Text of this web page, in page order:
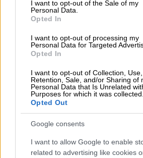
I want to opt-out of the Sale of my
Personal Data.
Opted In
I want to opt-out of processing my
Personal Data for Targeted
Opted In
I want to opt-out of Collection, Use,
Retention, Sale, and/or Sharing of
Personal Data that Is Unrelated
Purposes for which it was collected.
Opted Out
Google consents
I want to allow Google to enable
related to advertising like cookies
«Θα φτάσουμε στο τέλος της
Αστυνομία και τους